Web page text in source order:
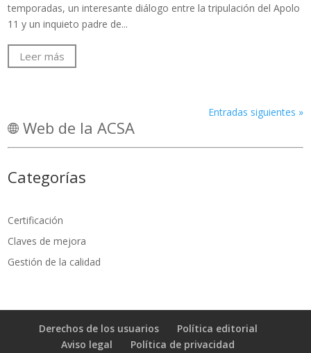
temporadas, un interesante diálogo entre la tripulación del Apolo
11 y un inquieto padre de...
Leer más
Entradas siguientes »
Web de la ACSA
Categorías
Certificación
Claves de mejora
Gestión de la calidad
Derechos de los usuarios
Política editorial
Aviso legal
Política de privacidad